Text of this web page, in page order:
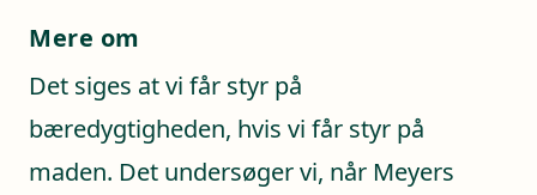
Mere om
Det siges at vi får styr på
bæredygtigheden, hvis vi får styr på
maden. Det undersøger vi, når Meyers